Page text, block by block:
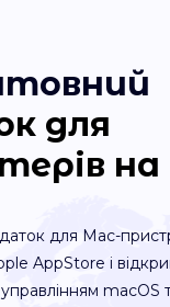
для
на
для Mac-
AppStore і
macOS